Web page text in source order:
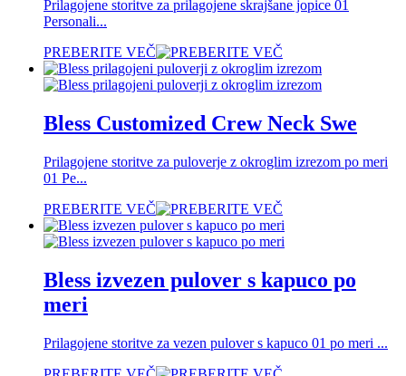
Prilagojene storitve za prilagojene skrajšane jopice 01
Personali...
PREBERITE VEČ
Bless Customized Crew Neck Swe
Prilagojene storitve za puloverje z okroglim izrezom po meri
01 Pe...
PREBERITE VEČ
Bless izvezen pulover s kapuco po
meri
Prilagojene storitve za vezen pulover s kapuco 01 po meri ...